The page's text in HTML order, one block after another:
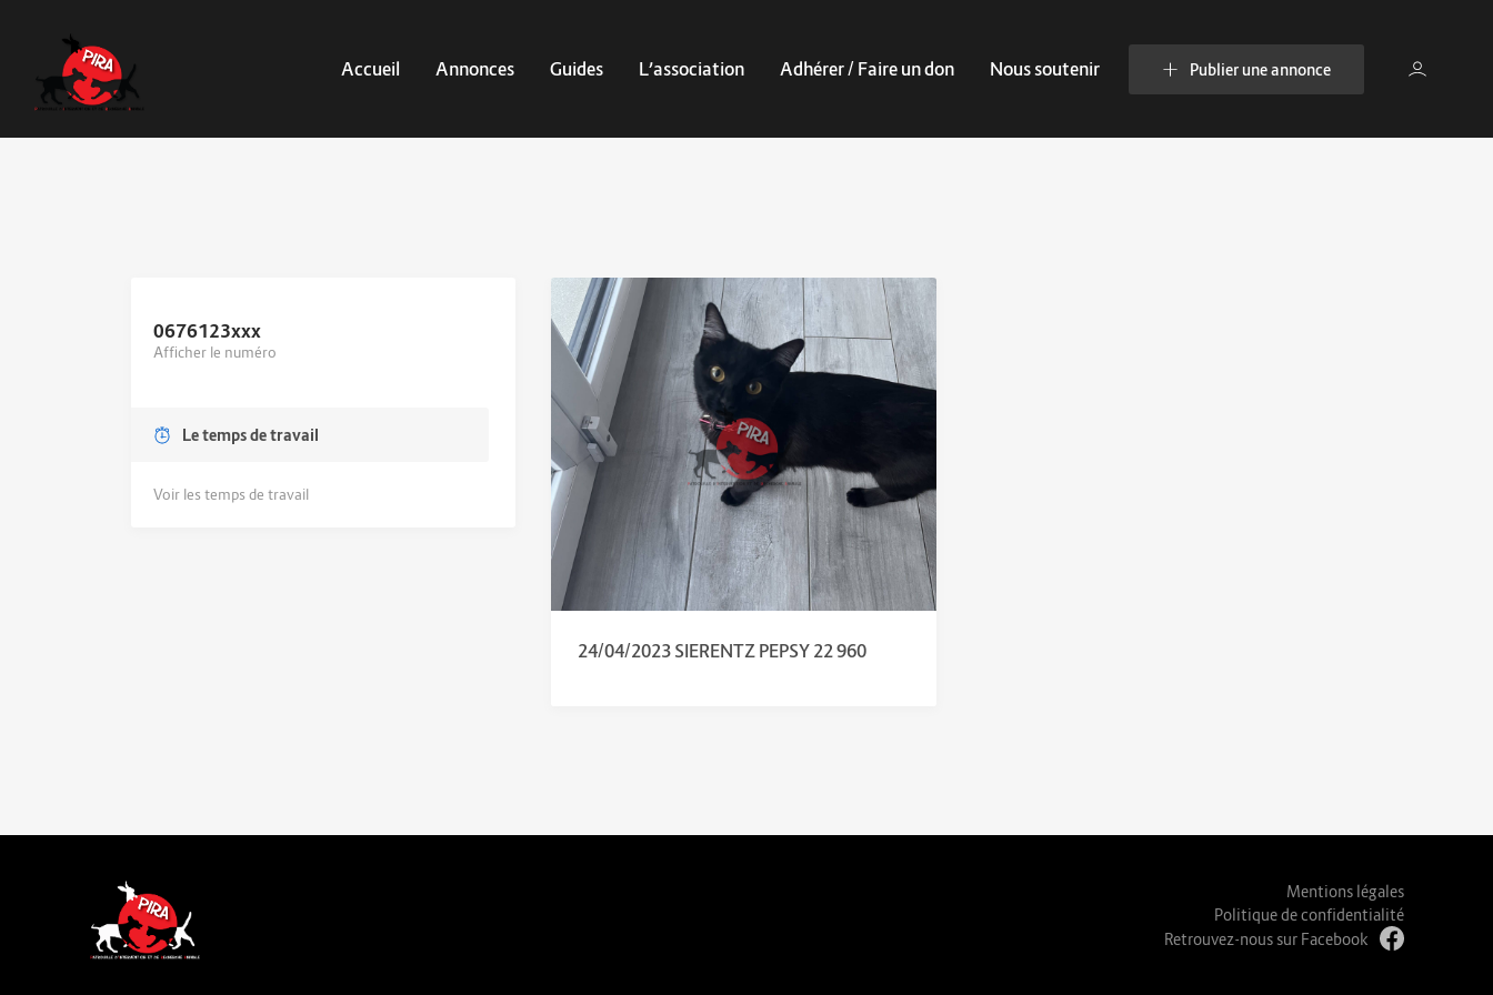
Accueil Annonces Guides L’association Adhérer / Faire un don Nous soutenir Publier une annonce
0676123xxx
Afficher le numéro
Le temps de travail
Voir les temps de travail
24/04/2023 SIERENTZ PEPSY 22 960
Mentions légales
Politique de confidentialité
Retrouvez-nous sur Facebook